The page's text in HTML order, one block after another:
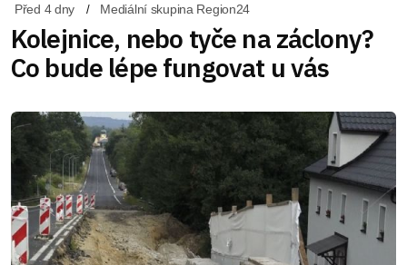
Před 4 dny Mediální skupina Region24
Kolejnice, nebo tyče na záclony?
Co bude lépe fungovat u vás